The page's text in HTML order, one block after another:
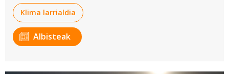
Klima larrialdia
Albisteak